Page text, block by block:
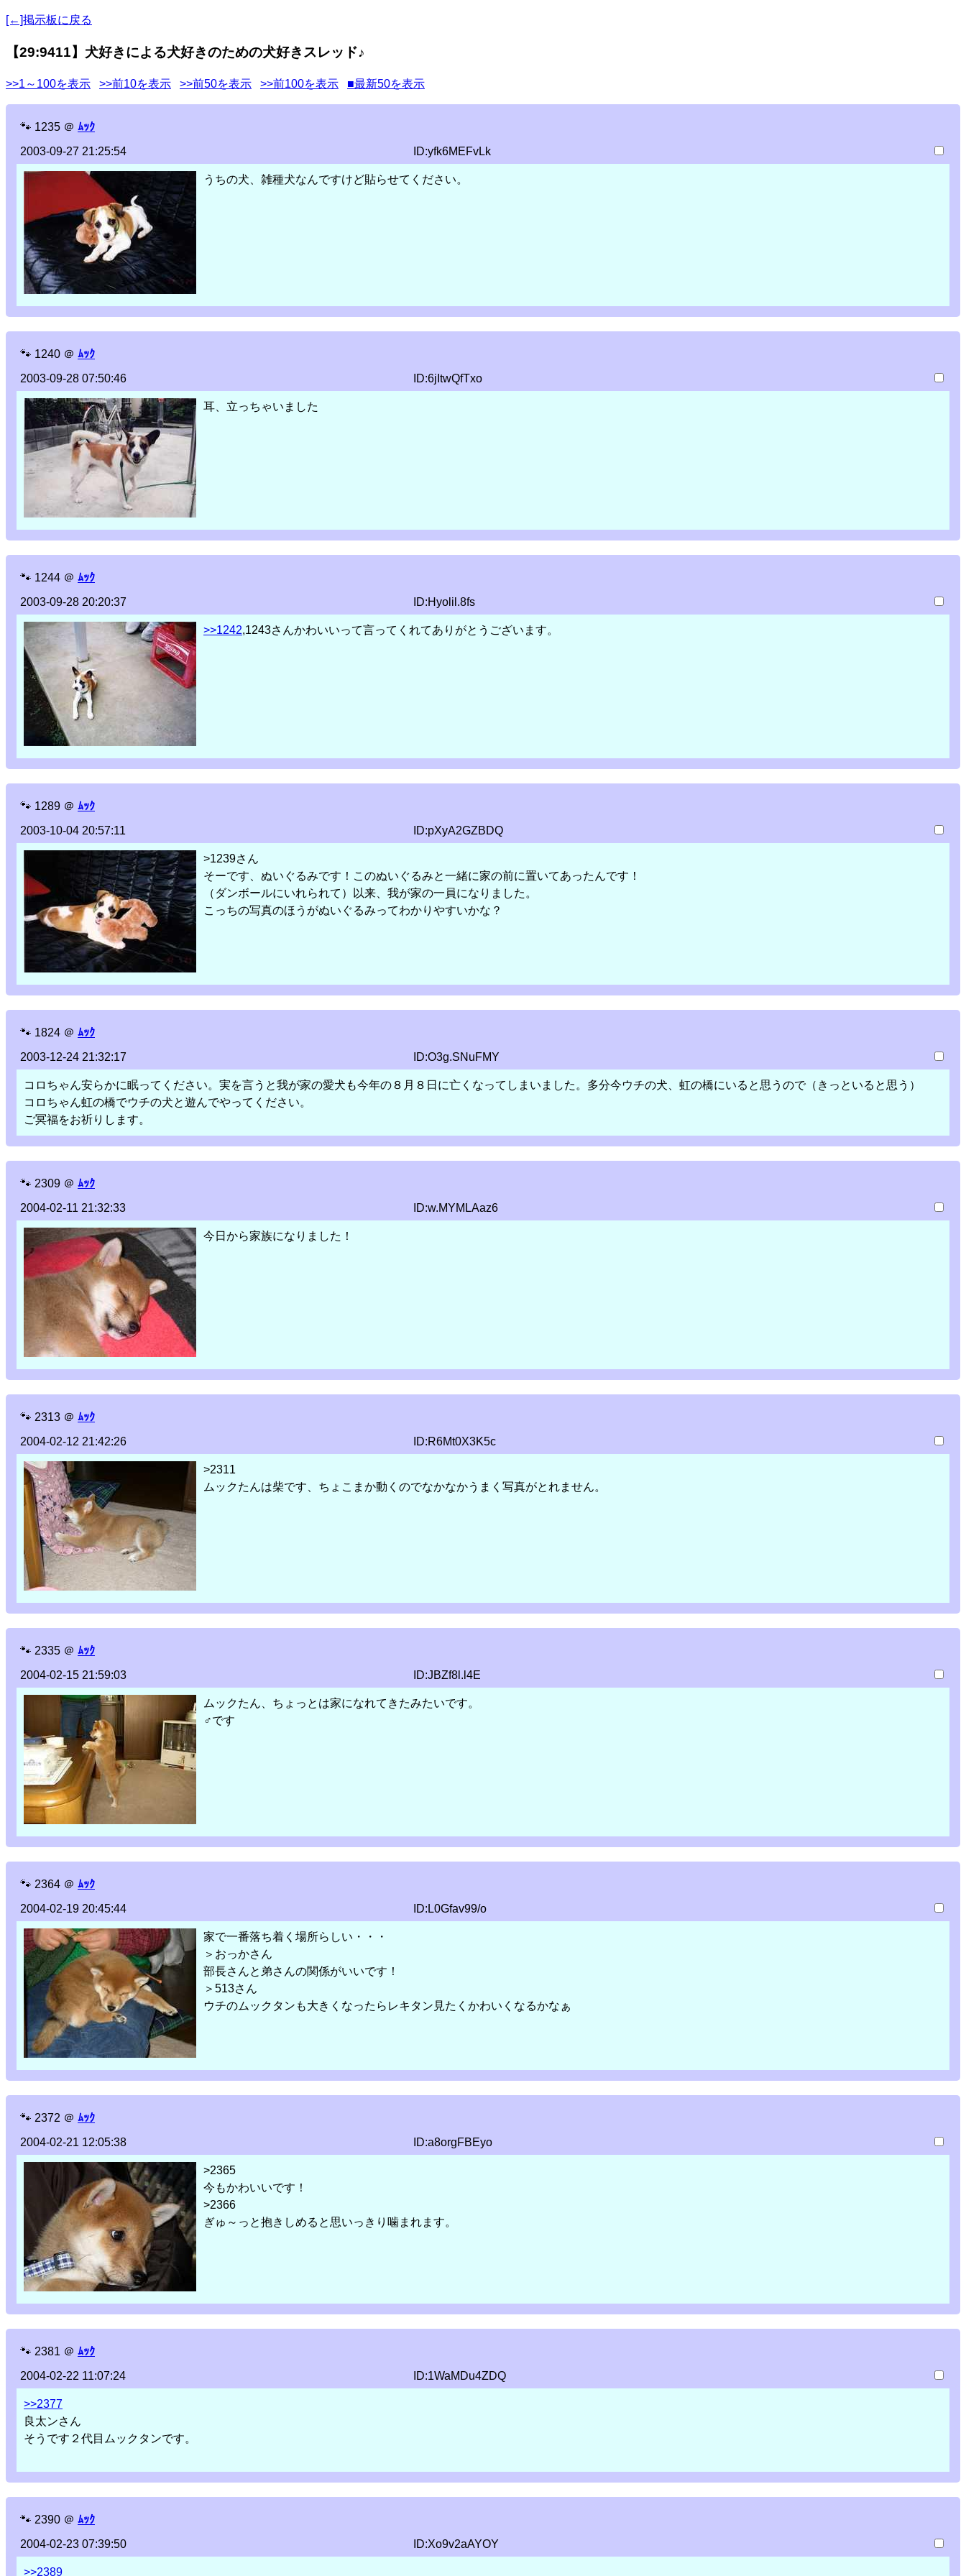
[←]掲示板に戻る
【29:9411】犬好きによる犬好きのための犬好きスレッド♪
>>1～100を表示 >>前10を表示 >>前50を表示 >>前100を表示 ■最新50を表示
🐾 1235 ＠ ﾑｯｸ
2003-09-27 21:25:54
ID:yfk6MEFvLk
うちの犬、雑種犬なんですけど貼らせてください。
🐾 1240 ＠ ﾑｯｸ
2003-09-28 07:50:46
ID:6jItwQfTxo
耳、立っちゃいました
🐾 1244 ＠ ﾑｯｸ
2003-09-28 20:20:37
ID:Hyolil.8fs
>>1242,1243さんかわいいって言ってくれてありがとうございます。
🐾 1289 ＠ ﾑｯｸ
2003-10-04 20:57:11
ID:pXyA2GZBDQ
>1239さん
そーです、ぬいぐるみです！このぬいぐるみと一緒に家の前に置いてあったんです！
（ダンボールにいれられて）以来、我が家の一員になりました。
こっちの写真のほうがぬいぐるみってわかりやすいかな？
🐾 1824 ＠ ﾑｯｸ
2003-12-24 21:32:17
ID:O3g.SNuFMY
コロちゃん安らかに眠ってください。実を言うと我が家の愛犬も今年の８月８日に亡くなってしまいました。多分今ウチの犬、虹の橋にいると思うので（きっといると思う）
コロちゃん虹の橋でウチの犬と遊んでやってください。
ご冥福をお祈りします。
🐾 2309 ＠ ﾑｯｸ
2004-02-11 21:32:33
ID:w.MYMLAaz6
今日から家族になりました！
🐾 2313 ＠ ﾑｯｸ
2004-02-12 21:42:26
ID:R6Mt0X3K5c
>2311
ムックたんは柴です、ちょこまか動くのでなかなかうまく写真がとれません。
🐾 2335 ＠ ﾑｯｸ
2004-02-15 21:59:03
ID:JBZf8l.l4E
ムックたん、ちょっとは家になれてきたみたいです。
♂です
🐾 2364 ＠ ﾑｯｸ
2004-02-19 20:45:44
ID:L0Gfav99/o
家で一番落ち着く場所らしい・・・
＞おっかさん
部長さんと弟さんの関係がいいです！
＞513さん
ウチのムックタンも大きくなったらレキタン見たくかわいくなるかなぁ
🐾 2372 ＠ ﾑｯｸ
2004-02-21 12:05:38
ID:a8orgFBEyo
>2365
今もかわいいです！
>2366
ぎゅ～っと抱きしめると思いっきり噛まれます。
🐾 2381 ＠ ﾑｯｸ
2004-02-22 11:07:24
ID:1WaMDu4ZDQ
>>2377
良太ンさん
そうです２代目ムックタンです。
🐾 2390 ＠ ﾑｯｸ
2004-02-23 07:39:50
ID:Xo9v2aAYOY
>>2389